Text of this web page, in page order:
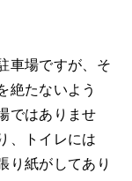
車場ですが、そ
絶たないよう
ではありませ
、トイレには
り紙がしてあり